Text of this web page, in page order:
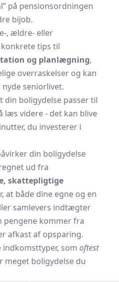
på pensionsordningen
bijob.
, ældre- eller
tips til
og planlægning,
overraskelser og kan
seniorlivet.
din boligydelse passer til
læs videre - det kan blive
du investerer i
din boligydelse
ud fra
skattepligtige
at både dine egne og en
samlevers indtægter
pengene kommer fra
afkast af opsparing.
som oftest
meget boligydelse du